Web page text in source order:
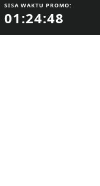
SISA WAKTU PROMO:
01:24:47